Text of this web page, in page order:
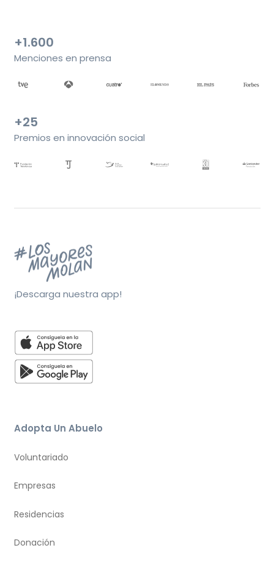
+1.600
Menciones en prensa
+25
Premios en innovación social
¡Descarga nuestra app!
Adopta Un Abuelo
Voluntariado
Empresas
Residencias
Donación